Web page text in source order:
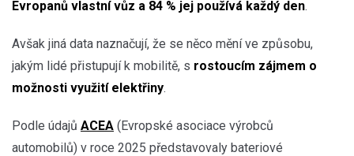
Evropanů vlastní vůz a 84 % jej používá každý den.
Avšak jiná data naznačují, že se něco mění ve způsobu,
jakým lidé přistupují k mobilitě, s rostoucím zájmem o
možnosti využití elektřiny.
Podle údajů ACEA (Evropské asociace výrobců
automobilů) v roce 2025 představovaly bateriové